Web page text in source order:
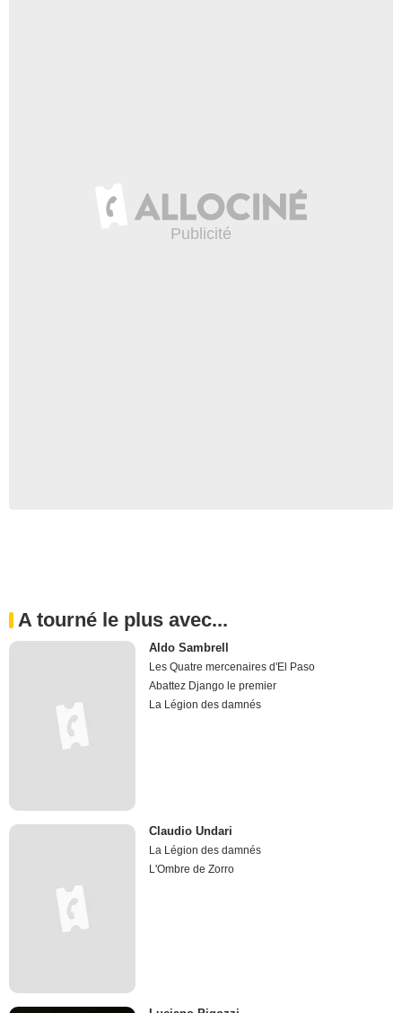
A tourné le plus avec...
Aldo Sambrell
Les Quatre mercenaires d'El Paso
Abattez Django le premier
La Légion des damnés
Claudio Undari
La Légion des damnés
L'Ombre de Zorro